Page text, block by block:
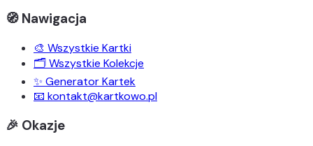
🧭 Nawigacja
🎨 Wszystkie Kartki
🗂️ Wszystkie Kolekcje
✨ Generator Kartek
📧 kontakt@kartkowo.pl
🎉 Okazje